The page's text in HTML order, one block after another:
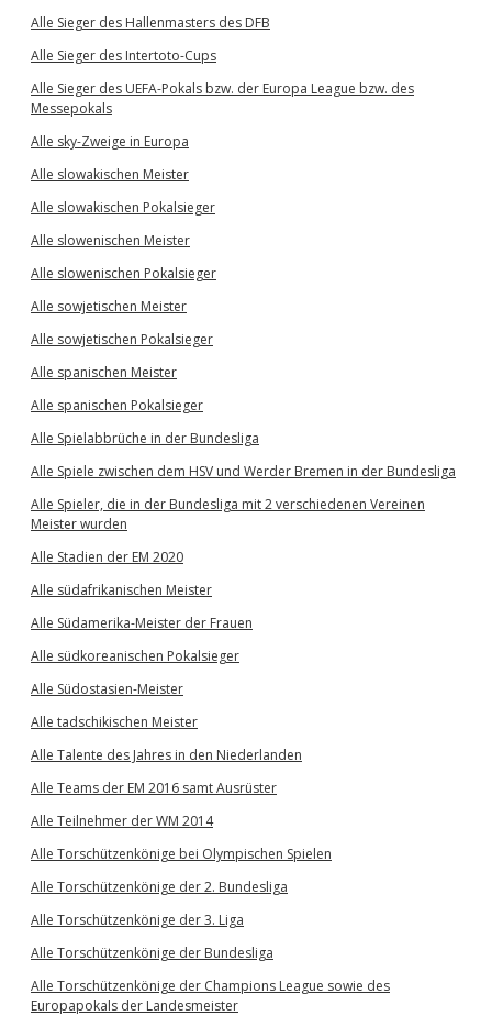
Alle Sieger des Hallenmasters des DFB
Alle Sieger des Intertoto-Cups
Alle Sieger des UEFA-Pokals bzw. der Europa League bzw. des
Messepokals
Alle sky-Zweige in Europa
Alle slowakischen Meister
Alle slowakischen Pokalsieger
Alle slowenischen Meister
Alle slowenischen Pokalsieger
Alle sowjetischen Meister
Alle sowjetischen Pokalsieger
Alle spanischen Meister
Alle spanischen Pokalsieger
Alle Spielabbrüche in der Bundesliga
Alle Spiele zwischen dem HSV und Werder Bremen in der Bundesliga
Alle Spieler, die in der Bundesliga mit 2 verschiedenen Vereinen
Meister wurden
Alle Stadien der EM 2020
Alle südafrikanischen Meister
Alle Südamerika-Meister der Frauen
Alle südkoreanischen Pokalsieger
Alle Südostasien-Meister
Alle tadschikischen Meister
Alle Talente des Jahres in den Niederlanden
Alle Teams der EM 2016 samt Ausrüster
Alle Teilnehmer der WM 2014
Alle Torschützenkönige bei Olympischen Spielen
Alle Torschützenkönige der 2. Bundesliga
Alle Torschützenkönige der 3. Liga
Alle Torschützenkönige der Bundesliga
Alle Torschützenkönige der Champions League sowie des
Europapokals der Landesmeister